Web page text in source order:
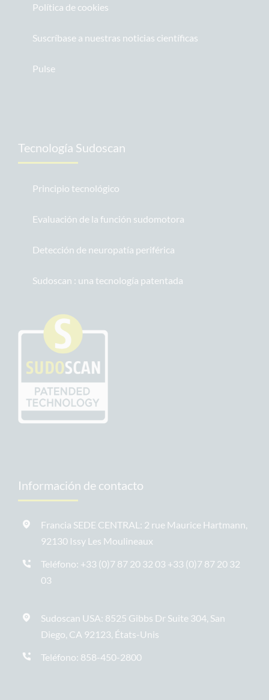
Política de cookies
Suscríbase a nuestras noticias científicas
Pulse
Tecnología Sudoscan
Principio tecnológico
Evaluación de la función sudomotora
Detección de neuropatía periférica
Sudoscan : una tecnología patentada
Información de contacto
Francia SEDE CENTRAL: 2 rue Maurice Hartmann,
92130 Issy Les Moulineaux
Teléfono: +33 (0)7 87 20 32 03 +33 (0)7 87 20 32
03
Sudoscan USA: 8525 Gibbs Dr Suite 304, San
Diego, CA 92123, États-Unis
Teléfono: 858-450-2800